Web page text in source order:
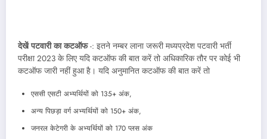
देखें पटवारी का कटऑफ-: इतने नम्बर लाना जरूरी मध्यप्रदेश पटवारी भर्ती
परीक्षा 2023 के लिए यदि कटऑफ की बात करें तो अधिकारिक तौर पर कोई भी
कटऑफ जारी नहीं हुआ है। यदि अनुमानित कटऑफ की बात करें तो
एससी एसटी अभ्यर्थियों को 135+ अंक,
अन्य पिछड़ा वर्ग अभ्यर्थियों को 150+ अंक,
जनरल केटेगरी के अभ्यर्थियों को 170 प्लस अंक